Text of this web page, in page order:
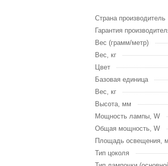
Страна производитель
Гарантия
Вес (грамм/метр)
Вес, кг
Цвет
Базовая единица
Вес, кг
Высота, мм
Мощность лампы, W
Общая мощность, W
Площадь освещения,
Тип цоколя